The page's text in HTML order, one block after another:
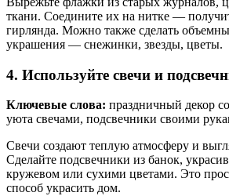
ткани. Соедините их на нитке —
гирлянда. Можно также сделать
украшения — снежинки, звезды, цветы.
4. Используйте свечи и
Ключевые слова: праздничный декор
уюта свечами, подсвечники своими
Свечи создают теплую атмосферу и
Сделайте подсвечники из банок,
кружевом или сухими цветами. Это
способ украсить дом.